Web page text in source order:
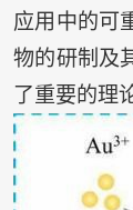
应用中的可
物的研制及
了重要的理